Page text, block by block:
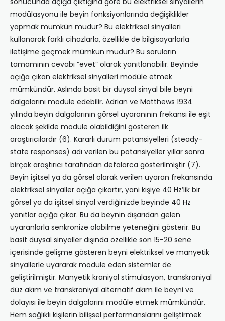
modülasyonu ile beyin fonksiyonlarında değişiklikler
yapmak mümkün müdür? Bu elektriksel sinyalleri
kullanarak farklı cihazlarla, özellikle de bilgisayarlarla
iletişime geçmek mümkün müdür? Bu soruların
tamamının cevabı “evet” olarak yanıtlanabilir. Beyinde
açığa çıkan elektriksel sinyalleri modüle etmek
mümkündür. Aslında basit bir duysal sinyal bile beyni
dalgalarını modüle edebilir. Adrian ve Matthews 1934
yılında beyin dalgalarının görsel uyaranının frekansı ile eşit
olacak şekilde modüle olabildiğini gösteren ilk
araştırıcılardır (6). Kararlı durum potansiyelleri (steady-
state responses) adı verilen bu potansiyeller yıllar sonra
birçok araştırıcı tarafından defalarca gösterilmiştir (7).
Beyin işitsel ya da görsel olarak verilen uyaran frekansında
elektriksel sinyaller açığa çıkartır, yani kişiye 40 Hz’lik bir
görsel ya da işitsel sinyal verdiğinizde beyinde 40 Hz
yanıtlar açığa çıkar. Bu da beynin dışarıdan gelen
uyaranlarla senkronize olabilme yeteneğini gösterir. Bu
basit duysal sinyaller dışında özellikle son 15-20 sene
içerisinde gelişme gösteren beyni elektriksel ve manyetik
sinyallerle uyararak modüle eden sistemler de
geliştirilmiştir. Manyetik kraniyal stimulasyon, transkraniyal
düz akım ve transkraniyal alternatif akım ile beyni ve
dolayısı ile beyin dalgalarını modüle etmek mümkündür.
Hem sağlıklı kişilerin bilişsel performanslarını geliştirmek